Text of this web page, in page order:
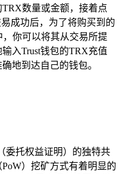
数量或金额，接着点
成功后，为了将购买到的
你可以将其从交易所提
入Trust钱包的TRX充值
地到达自己的钱包。
委托权益证明）的独特共
）挖矿方式有着明显的